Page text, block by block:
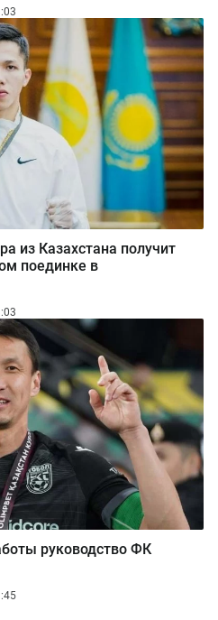
из Казахстана получит
поединке в
руководство ФК